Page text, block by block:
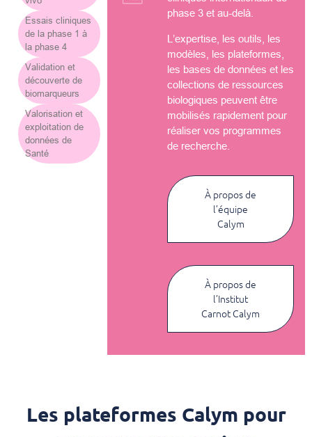
Essais cliniques
de la phase 1 à
la phase 4
Validation et
découverte de
biomarqueurs
Valorisation et
exploitation de
données de
Santé
phase 3 et au-delà.
L’expertise, les outils, les
modèles, les plateformes,
les bases de données et les
collections de ressources
biologiques peuvent être
mobilisés rapidement pour
réaliser vos programmes
de recherche.
À propos de
l’équipe
Calym
À propos de
l’Institut
Carnot Calym
Les plateformes Calym pour